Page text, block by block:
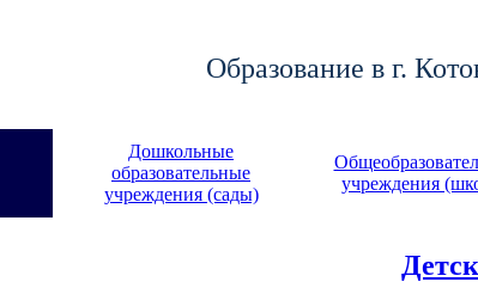
Образование в г.
Дошкольные
образовательные
учреждения (сады)
учреждения